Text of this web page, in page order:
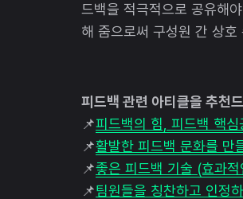
드백을 적극적으로 공유해
해 줌으로써 구성원 간 상
피드백 관련 아티클을 추천
📌피드백의 힘, 피드백 핵심
📌활발한 피드백 문화를 만
📌좋은 피드백 기술 (효과
📌팀원들을 칭찬하고 인정